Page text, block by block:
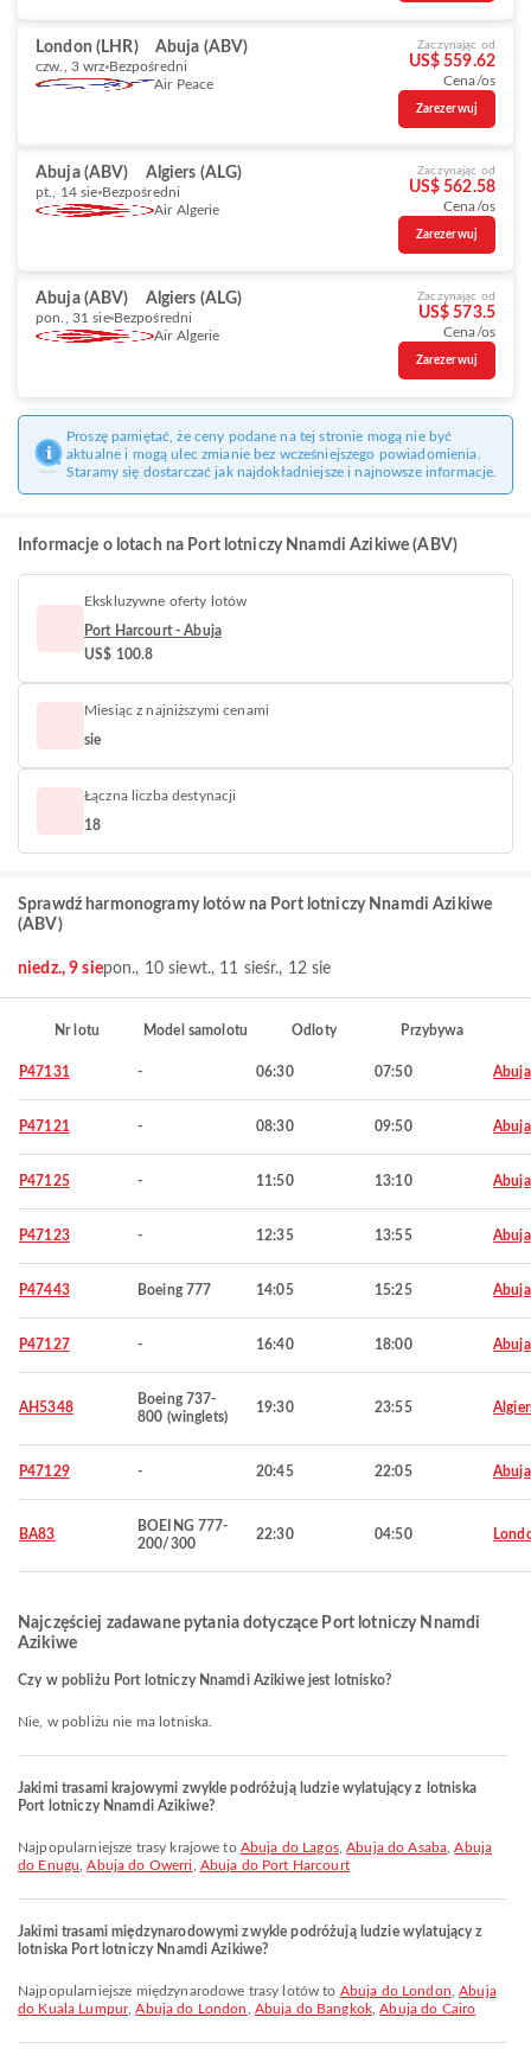
London (LHR) Abuja (ABV)
czw., 3 wrz Bezpośredni
Air Peace
Zaczynając od
US$ 559.62
Cena/os
Zarezerwuj
Abuja (ABV) Algiers (ALG)
pt., 14 sie Bezpośredni
Air Algerie
Zaczynając od
US$ 562.58
Cena/os
Zarezerwuj
Abuja (ABV) Algiers (ALG)
pon., 31 sie Bezpośredni
Air Algerie
Zaczynając od
US$ 573.5
Cena/os
Zarezerwuj
Proszę pamiętać, że ceny podane na tej stronie mogą nie być
aktualne i mogą ulec zmianie bez wcześniejszego powiadomienia.
Staramy się dostarczać jak najdokładniejsze i najnowsze informacje.
Informacje o lotach na Port lotniczy Nnamdi Azikiwe (ABV)
Ekskluzywne oferty lotów
Port Harcourt - Abuja
US$ 100.8
Miesiąc z najniższymi cenami
sie
Łączna liczba destynacji
18
Sprawdź harmonogramy lotów na Port lotniczy Nnamdi Azikiwe
(ABV)
niedz., 9 siepon., 10 siewt., 11 sieśr., 12 sie
Nr lotu Model samolotu Odloty Przybywa
P47131 - 06:30 07:50 Abuja
P47121 - 08:30 09:50 Abuja
P47125 - 11:50 13:10 Abuja
P47123 - 12:35 13:55 Abuja
P47443 Boeing 777 14:05 15:25 Abuja
P47127 - 16:40 18:00 Abuja
AH5348
Boeing 737-
800 (winglets)
19:30 23:55
P47129 - 20:45 22:05 Abuja
BA83
BOEING 777-
200/300
22:30 04:50
Najczęściej zadawane pytania dotyczące Port lotniczy Nnamdi
Azikiwe
Czy w pobliżu Port lotniczy Nnamdi Azikiwe jest lotnisko?
Nie, w pobliżu nie ma lotniska.
Jakimi trasami krajowymi zwykle podróżują ludzie wylatujący z lotniska
Port lotniczy Nnamdi Azikiwe?
Najpopularniejsze trasy krajowe to Abuja do Lagos,Abuja do Asaba ,Abuja
do Enugu ,Abuja do Owerri Abuja do Port Harcourt
Jakimi trasami międzynarodowymi zwykle podróżują ludzie wylatujący z
lotniska Port lotniczy Nnamdi Azikiwe?
Najpopularniejsze międzynarodowe trasy lotów to Abuja do London ,Abuja
do Kuala Lumpur,Abuja do London Abuja do Bangkok ,Abuja do Cairo